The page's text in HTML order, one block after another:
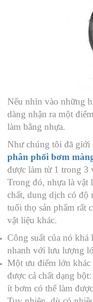
Nếu nhìn vào những
dàng nhận ra một
làm bằng nhựa.
Như chúng tôi đã giới
phân phối bơm
được làm từ 1 trong 3
Trong đó, nhựa là vật
chất, dung dịch có độ
tuổi thọ sản phẩm rất
vật liệu khác.
Công suất của nó
nhanh với lưu lượng
Một ưu điểm lớn khác
được cả chất dạng
ít bơm có thể làm